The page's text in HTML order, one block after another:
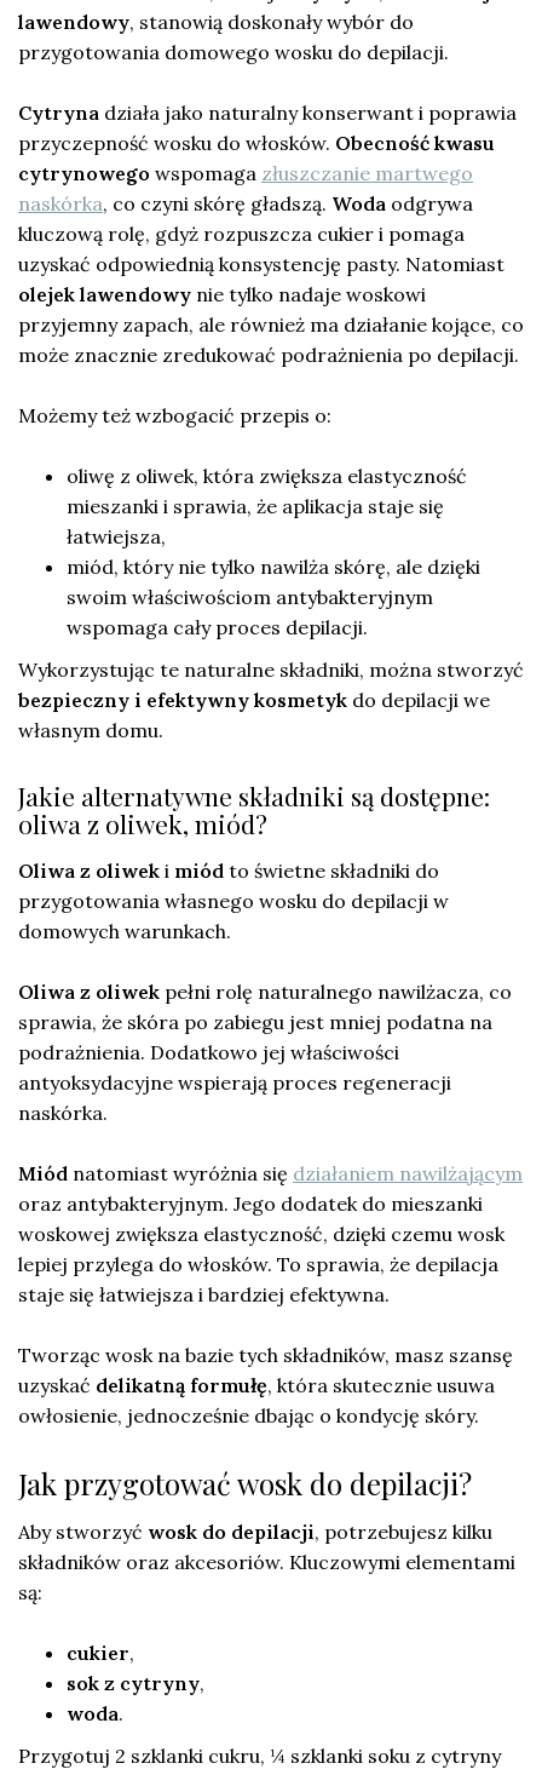
lawendowy, stanowią doskonały wybór do
przygotowania domowego wosku do depilacji.
Cytryna działa jako naturalny konserwant i poprawia
przyczepność wosku do włosków. Obecność kwasu
cytrynowego wspomaga złuszczanie martwego
naskórka, co czyni skórę gładszą. Woda odgrywa
kluczową rolę, gdyż rozpuszcza cukier i pomaga
uzyskać odpowiednią konsystencję pasty. Natomiast
olejek lawendowy nie tylko nadaje woskowi
przyjemny zapach, ale również ma działanie kojące, co
może znacznie zredukować podrażnienia po depilacji.
Możemy też wzbogacić przepis o:
oliwę z oliwek, która zwiększa elastyczność
mieszanki i sprawia, że aplikacja staje się
łatwiejsza,
miód, który nie tylko nawilża skórę, ale dzięki
swoim właściwościom antybakteryjnym
wspomaga cały proces depilacji.
Wykorzystując te naturalne składniki, można stworzyć
bezpieczny i efektywny kosmetyk do depilacji we
własnym domu.
Jakie alternatywne składniki są dostępne:
oliwa z oliwek, miód?
Oliwa z oliwek i miód to świetne składniki do
przygotowania własnego wosku do depilacji w
domowych warunkach.
Oliwa z oliwek pełni rolę naturalnego nawilżacza, co
sprawia, że skóra po zabiegu jest mniej podatna na
podrażnienia. Dodatkowo jej właściwości
antyoksydacyjne wspierają proces regeneracji
naskórka.
Miód natomiast wyróżnia się działaniem nawilżającym
oraz antybakteryjnym. Jego dodatek do mieszanki
woskowej zwiększa elastyczność, dzięki czemu wosk
lepiej przylega do włosków. To sprawia, że depilacja
staje się łatwiejsza i bardziej efektywna.
Tworząc wosk na bazie tych składników, masz szansę
uzyskać delikatną formułę, która skutecznie usuwa
owłosienie, jednocześnie dbając o kondycję skóry.
Jak przygotować wosk do depilacji?
Aby stworzyć wosk do depilacji, potrzebujesz kilku
składników oraz akcesoriów. Kluczowymi elementami
są:
cukier,
sok z cytryny,
woda.
Przygotuj 2 szklanki cukru, ¼ szklanki soku z cytryny